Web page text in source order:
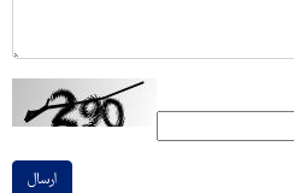
ارسال